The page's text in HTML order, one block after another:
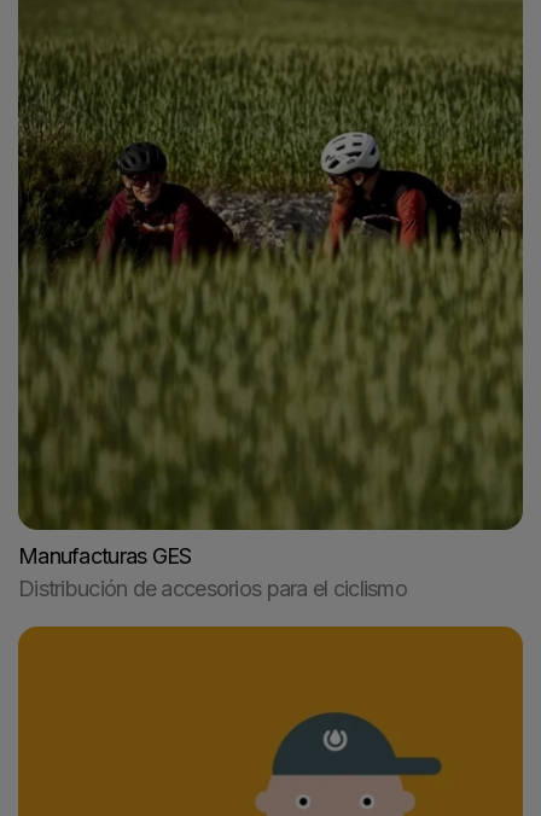
Manufacturas GES
Distribución de accesorios para el ciclismo